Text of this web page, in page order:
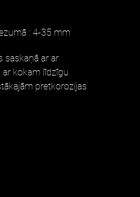
: 4-35 mm
saskaņā ar ar
ar kokam līdzīgu
pretkorozijas